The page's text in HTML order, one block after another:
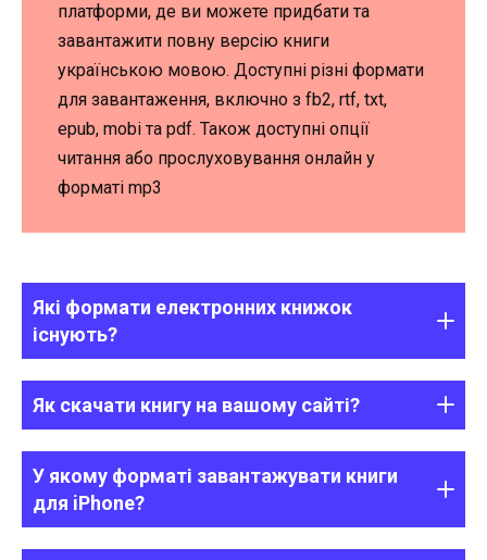
платформи, де ви можете придбати та
завантажити повну версію книги
українською мовою. Доступні різні формати
для завантаження, включно з fb2, rtf, txt,
epub, mobi та pdf. Також доступні опції
читання або прослуховування онлайн у
форматі mp3
Які формати електронних книжок
існують?
Як скачати книгу на вашому сайті?
У якому форматі завантажувати книги
для iPhone?